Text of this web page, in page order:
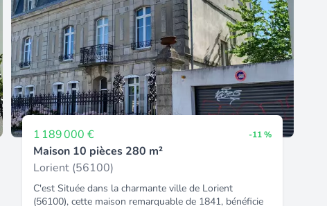
1 189 000 € -11 %
Maison 10 pièces 280 m²
Lorient (56100)
C'est Située dans la charmante ville de Lorient
(56100), cette maison remarquable de 1841, bénéficie